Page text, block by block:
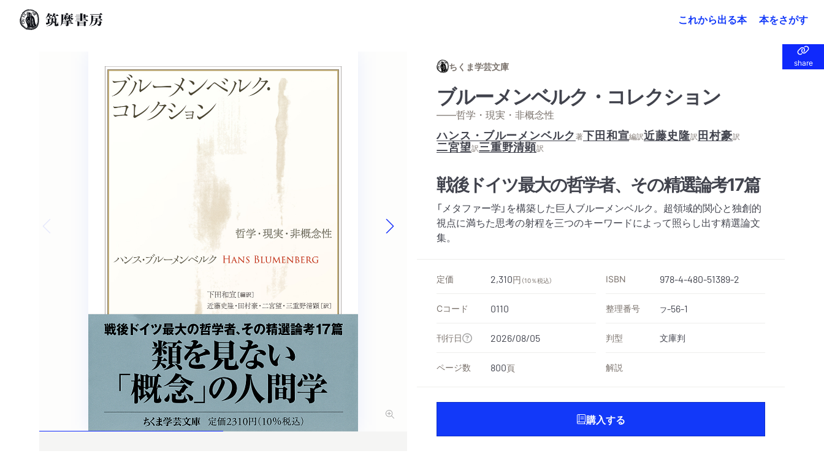
これから出る本 本をさがす
share
share
ちくま学芸文庫
ブルーメンベルク・コレクション
——哲学・現実・非概念性
ハンス・ブルーメンベルク著下田和宣編訳近藤史隆訳田村豪訳
二宮望訳三重野清顕訳
戦後ドイツ最大の哲学者、その精選論考17篇
「メタファー学」を構築した巨人ブルーメンベルク。超領域的関心と独創的
視点に満ちた思考の射程を三つのキーワードによって照らし出す精選論文
集。
定価 2,310円 （10％税込） ISBN 978-4-480-51389-2
Cコード 0110 整理番号 フ-56-1
刊行日 2026/08/05 判型 文庫判
ページ数 800頁 解説
購入する